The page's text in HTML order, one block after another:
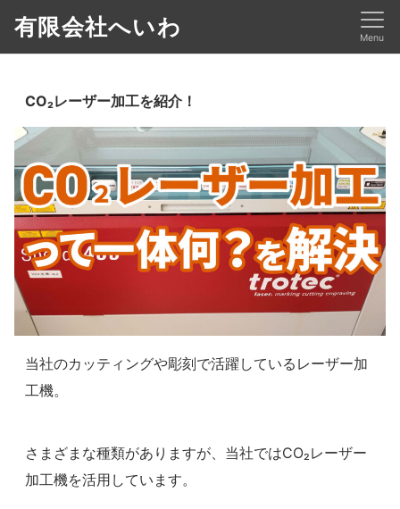
有限会社へいわ Menu
CO₂レーザー加工を紹介！
当社のカッティングや彫刻で活躍しているレーザー加
工機。
さまざまな種類がありますが、当社ではCO₂レーザー
加工機を活用しています。